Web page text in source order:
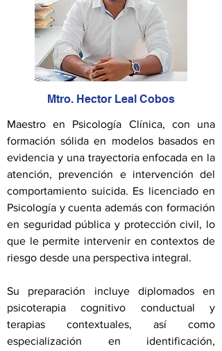
Mtro. Hector Leal Cobos
Maestro en Psicología Clínica, con una
formación sólida en modelos basados en
evidencia y una trayectoria enfocada en la
atención, prevención e intervención del
comportamiento suicida. Es licenciado en
Psicología y cuenta además con formación
en seguridad pública y protección civil, lo
que le permite intervenir en contextos de
riesgo desde una perspectiva integral.
Su preparación incluye diplomados en
psicoterapia cognitivo conductual y
terapias contextuales, así como
especialización en identificación,